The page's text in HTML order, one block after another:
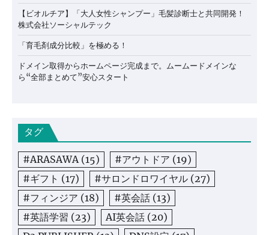
【ビオルチア】「大人女性シャンプー」毛髪診断士と共同開発！
株式会社ソーシャルテック
「育毛剤成分比較」を極める！
ドメイン取得からホームページ完成まで。ムームードメインな
ら“全部まとめて”安心スタート
タグ
#ARASAWA (15) #アウトドア (19)
#ギフト (17) #サロンドロワイヤル (27)
#フィンジア (18) #英会話 (13)
#英語学習 (23) AI英会話 (20)